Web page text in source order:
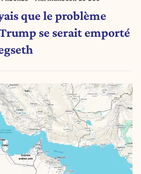
que le problème
se serait emporté